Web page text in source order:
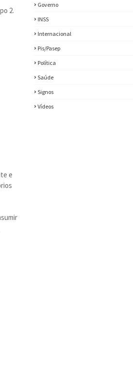
2.
e
Governo
INSS
Internacional
Pis/Pasep
Política
Saúde
Signos
Vídeos